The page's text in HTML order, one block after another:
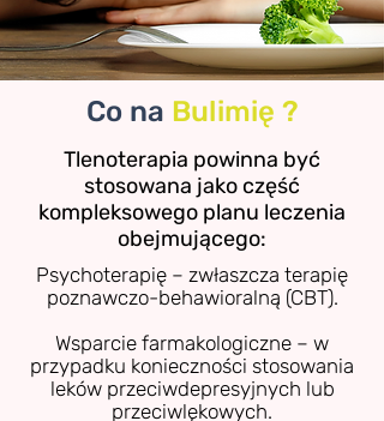
Co na Bulimię ?
Tlenoterapia powinna być
stosowana jako część
kompleksowego planu leczenia
obejmującego:
Psychoterapię – zwłaszcza terapię
poznawczo-behawioralną (CBT).
Wsparcie farmakologiczne – w
przypadku konieczności stosowania
leków przeciwdepresyjnych lub
przeciwlękowych.